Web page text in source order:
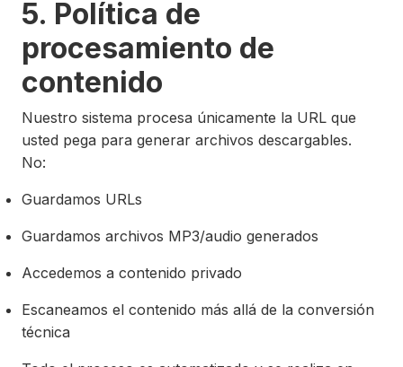
5. Política de
procesamiento de
contenido
Nuestro sistema procesa únicamente la URL que
usted pega para generar archivos descargables.
No:
Guardamos URLs
Guardamos archivos MP3/audio generados
Accedemos a contenido privado
Escaneamos el contenido más allá de la conversión
técnica